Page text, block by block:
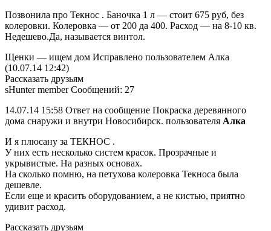
Позвонила про Текнос . Баночка 1 л — стоит 675 руб, без
колеровки. Колеровка — от 200 да 400. Расход — на 8-10 кв.
Недешево.Да, называется винтол.
Щенки — ищем дом Исправлено пользователем Алка
(10.07.14 12:42)
Рассказать друзьям
sHunter member Сообщений: 27
14.07.14 15:58 Ответ на сообщение Покраска деревянного
дома снаружи и внутри Новосибирск. пользователя Алка
И я плюсану за ТЕКНОС .
У них есть несколько систем красок. Прозрачные и
укрывистые. На разных основах.
На сколько помню, на петухова колеровка Текноса была
дешевле.
Если еще и красить оборудованием, а не кистью, приятно
удивит расход.
Рассказать друзьям